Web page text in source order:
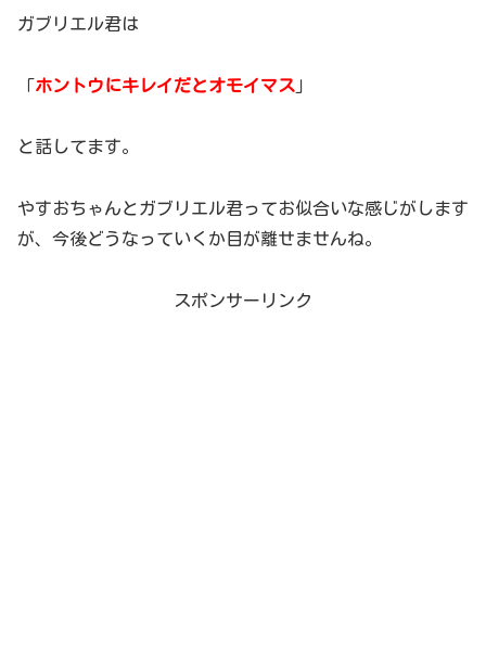
ガブリエル君は
「ホントウにキレイだとオモイマス 」
と話してます。
やすおちゃんとガブリエル君ってお似合いな感じがします
が、今後どうなっていくか目が離せませんね。
スポンサーリンク